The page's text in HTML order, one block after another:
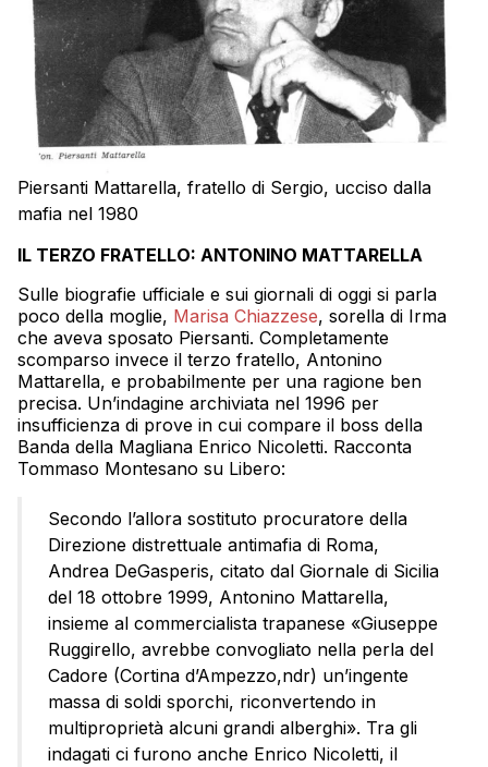
Piersanti Mattarella, fratello di Sergio, ucciso dalla
mafia nel 1980
IL TERZO FRATELLO: ANTONINO MATTARELLA
Sulle biografie ufficiale e sui giornali di oggi si parla
poco della moglie, Marisa Chiazzese, sorella di Irma
che aveva sposato Piersanti. Completamente
scomparso invece il terzo fratello, Antonino
Mattarella, e probabilmente per una ragione ben
precisa. Un’indagine archiviata nel 1996 per
insufficienza di prove in cui compare il boss della
Banda della Magliana Enrico Nicoletti. Racconta
Tommaso Montesano su Libero:
Secondo l’allora sostituto procuratore della
Direzione distrettuale antimafia di Roma,
Andrea DeGasperis, citato dal Giornale di Sicilia
del 18 ottobre 1999, Antonino Mattarella,
insieme al commercialista trapanese «Giuseppe
Ruggirello, avrebbe convogliato nella perla del
Cadore (Cortina d’Ampezzo,ndr) un’ingente
massa di soldi sporchi, riconvertendo in
multiproprietà alcuni grandi alberghi». Tra gli
indagati ci furono anche Enrico Nicoletti, il